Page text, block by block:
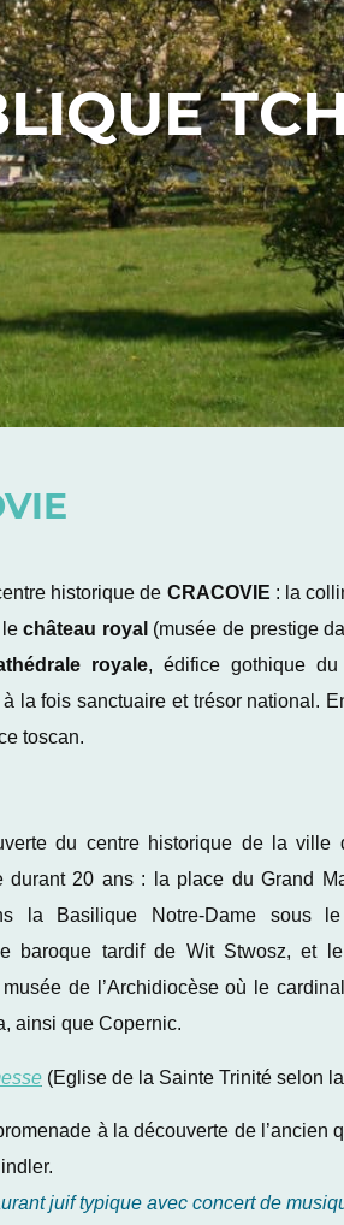
historique de CRACOVIE : la
lechâteau royal (musée de prestige
royale, édifice gothique
la fois sanctuaire et trésor national.
toscan.
du centre historique de la
durant 20 ans : la place du Grand
la Basilique Notre-Dame sous
baroque tardif de Wit Stwosz, et
de l’Archidiocèse où le
ainsi que Copernic.
(Eglise de la Sainte Trinité selon
à la découverte de l’ancien
juif typique avec concert de